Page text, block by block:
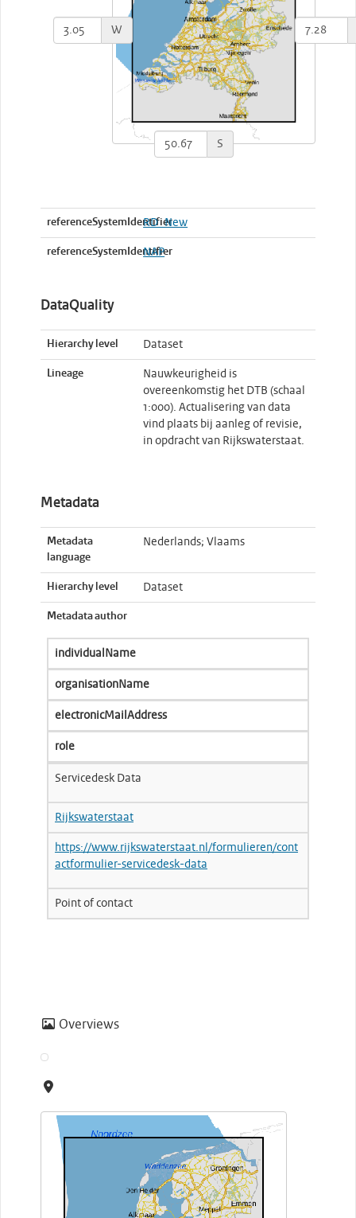
S
W
referenceSystemIdentifier
RD_New
referenceSystemIdentifier
NAP
DataQuality
Hierarchy level Dataset
Lineage
Nauwkeurigheid is
overeenkomstig het DTB (schaal
1:000). Actualisering van data
vind plaats bij aanleg of revisie,
in opdracht van Rijkswaterstaat.
Metadata
Metadata
language
Nederlands; Vlaams
Hierarchy level Dataset
Metadata author
individualName
organisationName
electronicMailAddress
role
Servicedesk Data
Rijkswaterstaat
https://www.rijkswaterstaat.nl/formulieren/cont
actformulier-servicedesk-data
Point of contact
Overviews